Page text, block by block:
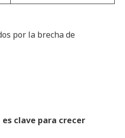
por la brecha de
es clave para crecer